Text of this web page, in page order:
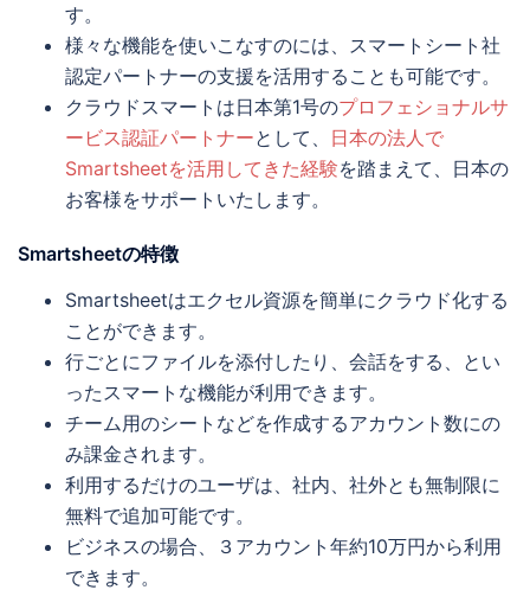
す。
様々な機能を使いこなすのには、スマートシート社
認定パートナーの支援を活用することも可能です。
クラウドスマートは日本第1号のプロフェショナルサ
ービス認証パートナーとして、 日本の法人で
Smartsheetを活用してきた経験を踏まえて、日本の
お客様をサポートいたします。
Smartsheetの特徴
Smartsheetはエクセル資源を簡単にクラウド化する
ことができます。
行ごとにファイルを添付したり、会話をする、とい
ったスマートな機能が利用できます。
チーム用のシートなどを作成するアカウント数にの
み課金されます。
利用するだけのユーザは、社内、社外とも無制限に
無料で追加可能です。
ビジネスの場合、３アカウント年約10万円から利用
できます。